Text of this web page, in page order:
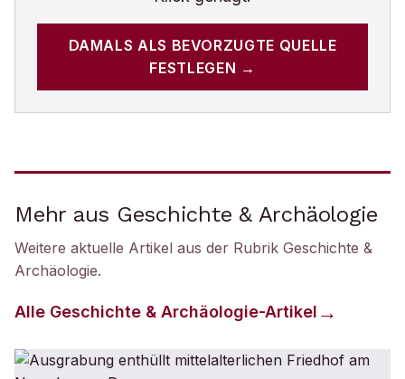
DAMALS ALS BEVORZUGTE QUELLE
FESTLEGEN →
Mehr aus Geschichte & Archäologie
Weitere aktuelle Artikel aus der Rubrik Geschichte &
Archäologie.
Alle Geschichte & Archäologie-Artikel